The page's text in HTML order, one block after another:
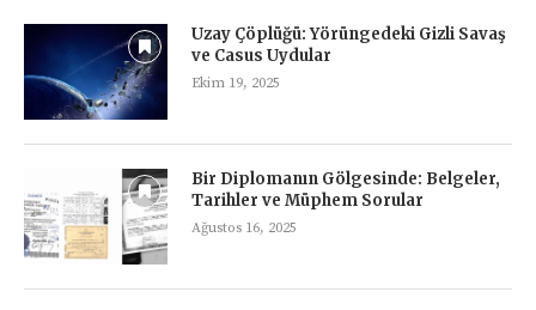
Uzay Çöplüğü: Yörüngedeki Gizli Savaş
ve Casus Uydular
Ekim 19, 2025
Bir Diplomanın Gölgesinde: Belgeler,
Tarihler ve Müphem Sorular
Ağustos 16, 2025